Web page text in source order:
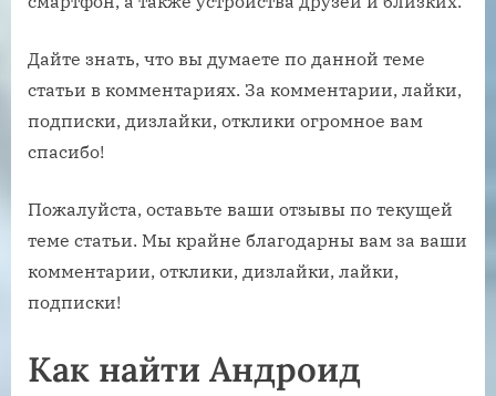
Дайте знать, что вы думаете по данной теме
статьи в комментариях. За комментарии, лайки,
подписки, дизлайки, отклики огромное вам
спасибо!
Пожалуйста, оставьте ваши отзывы по текущей
теме статьи. Мы крайне благодарны вам за ваши
комментарии, отклики, дизлайки, лайки,
подписки!
Как найти Андроид